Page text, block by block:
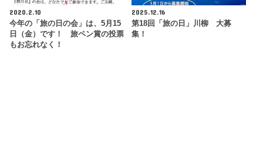
2020.2.10
今年の「旅の日の会」は、5月15
日（金）です！ 旅ペン賞の投票
もお忘れなく！
2025.12.16
第18回「旅の日」川柳 大募
集！